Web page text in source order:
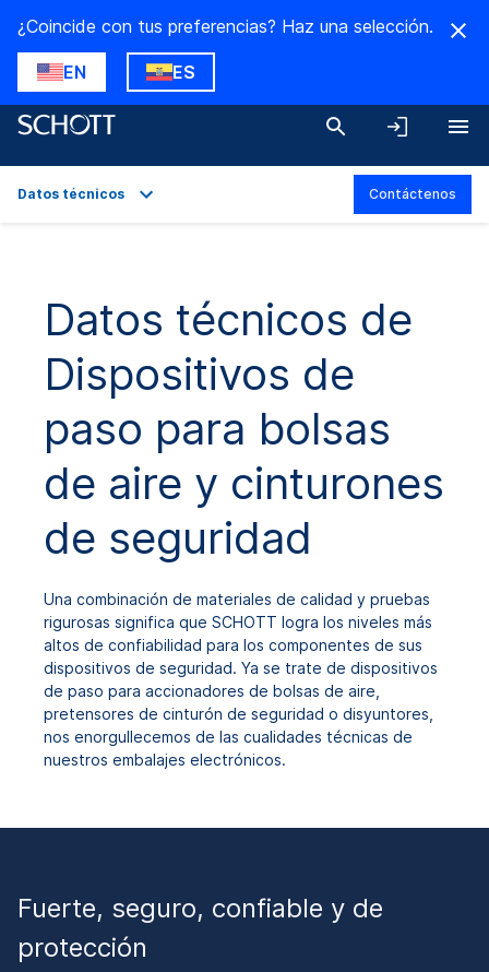
¿Coincide con tus preferencias? Haz una selección.
EN ES
Datos técnicos
Descargas
Datos técnicos Contáctenos
Datos técnicos de
Dispositivos de
paso para bolsas
de aire y cinturones
de seguridad
Una combinación de materiales de calidad y pruebas
rigurosas significa que SCHOTT logra los niveles más
altos de confiabilidad para los componentes de sus
dispositivos de seguridad. Ya se trate de dispositivos
de paso para accionadores de bolsas de aire,
pretensores de cinturón de seguridad o disyuntores,
nos enorgullecemos de las cualidades técnicas de
nuestros embalajes electrónicos.
Fuerte, seguro, confiable y de
protección